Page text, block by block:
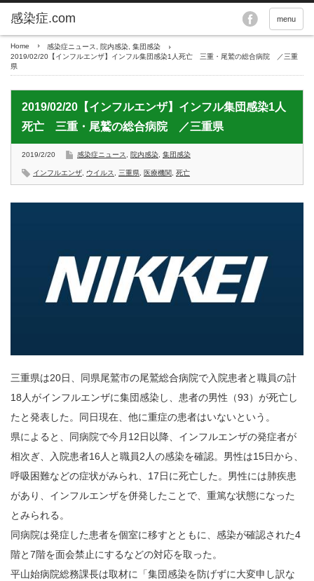
menu
Home 感染症ニュース 院内感染 集団感染
2019/02/20【インフルエンザ】インフル集団感染1人死亡 三重・尾鷲の総合病院 ／三重
県
2019/02/20【インフルエンザ】インフル集団感染1人
死亡 三重・尾鷲の総合病院 ／三重県
2019/2/20 感染症ニュース 院内感染 集団感染
インフルエンザ ウイルス 三重県 医療機関 死亡
三重県は20日、同県尾鷲市の尾鷲総合病院で入院患者と職員の計
18人がインフルエンザに集団感染し、患者の男性（93）が死亡し
たと発表した。同日現在、他に重症の患者はいないという。
県によると、同病院で今月12日以降、インフルエンザの発症者が
相次ぎ、入院患者16人と職員2人の感染を確認。男性は15日から、
呼吸困難などの症状がみられ、17日に死亡した。男性には肺疾患
があり、インフルエンザを併発したことで、重篤な状態になった
とみられる。
同病院は発症した患者を個室に移すとともに、感染が確認された4
階と7階を面会禁止にするなどの対応を取った。
平山始病院総務課長は取材に「集団感染を防げずに大変申し訳な